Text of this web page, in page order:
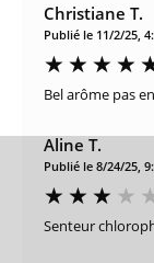
Christiane T.
Publié le 11/2/25,
Bel arôme pas
Aline T.
Publié le 8/24/25,
Senteur